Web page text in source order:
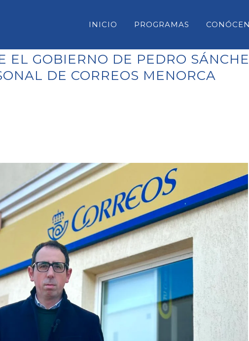
INICIO PROGRAMAS
EL GOBIERNO DE PEDRO
DE CORREOS MENORCA